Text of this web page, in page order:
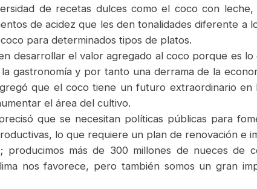
de recetas dulces como el coco con
de acidez que les den tonalidades diferente a
para determinados tipos de platos.
desarrollar el valor agregado al coco porque es
gastronomía y por tanto una derrama de la
que el coco tiene un futuro extraordinario en
el área del cultivo.
que se necesitan políticas públicas para
lo que requiere un plan de renovación e
más de 300 millones de nueces de
nos favorece, pero también somos un gran